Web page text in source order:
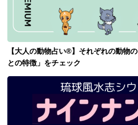
【大人の動物占い®】それぞれの動物
との特徴」をチェック